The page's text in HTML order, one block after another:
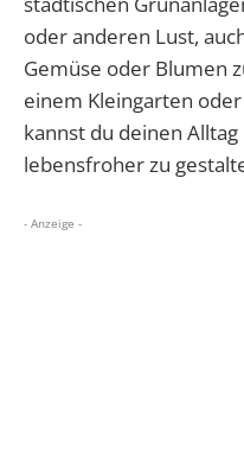
oder anderen Lust,
Gemüse oder Blumen
einem Kleingarten
kannst du deinen
lebensfroher zu
- Anzeige -